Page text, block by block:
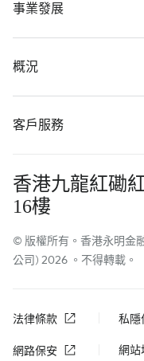
事業發展
概況
客戶服務
香港九龍紅磡
16樓
© 版權所有。香港永明金
公司) 2026 。不得轉載。
法律條款 私隱
網路保安 網站